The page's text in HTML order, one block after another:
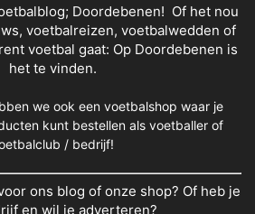
Doordebenen! Of het nou
voetbalreizen, voetbalwedden of
voetbal gaat: Op Doordebenen is
het te vinden.
we ook een voetbalshop waar je
kunt bestellen als voetballer of
/ bedrijf!
ons blog of onze shop? Of heb je
en wil je adverteren?